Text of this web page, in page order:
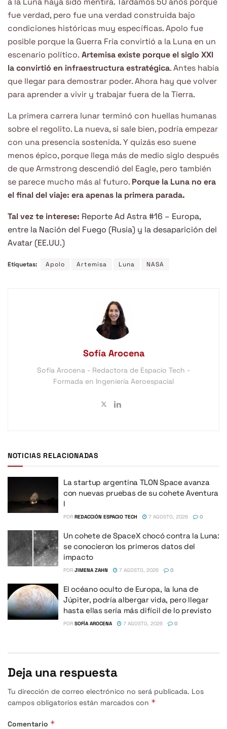
fue verdad, pero fue una verdad construida bajo
condiciones históricas muy específicas. Apolo fue
posible porque la Guerra Fría convirtió a la Luna en un
escenario político. Artemisa existe porque el siglo XXI
la convirtió en infraestructura estratégica. Antes había
que llegar para demostrar poder. Ahora hay que volver
para aprender a vivir y trabajar fuera de la Tierra.
La primera carrera lunar terminó con huellas humanas
sobre el regolito. La nueva, si sale bien, podría empezar
con una presencia sostenida. Y quizás eso suene
menos épico, porque llega más de medio siglo después
de que Armstrong descendió del Eagle, pero también
se parece mucho más al futuro. Porque la Luna no era
el final del viaje: era apenas la primera parada.
Tal vez te interese: Reporte Ad Astra #16 – Europa,
entre la Nación del Fuego (Rusia) y la desaparición del
Avatar (EE.UU.)
Etiquetas: Apolo Artemisa Luna NASA
Sofía Arocena
Sofía Arocena - Redactora de Espacio Tech -
Formada en Ingeniería Aeroespacial
NOTICIAS RELACIONADAS
La startup argentina TLON Space avanza
con nuevas pruebas de su cohete Aventura
I
POR REDACCIÓN ESPACIO TECH 7 AGOSTO, 2026 0
Un cohete de SpaceX chocó contra la Luna:
se conocieron los primeros datos del
impacto
POR JIMENA ZAHN 7 AGOSTO, 2026 0
El océano oculto de Europa, la luna de
Júpiter, podría albergar vida, pero llegar
hasta ellas sería más difícil de lo previsto
POR SOFÍA AROCENA 7 AGOSTO, 2026 0
Deja una respuesta
Tu dirección de correo electrónico no será publicada. Los
campos obligatorios están marcados con *
Comentario *